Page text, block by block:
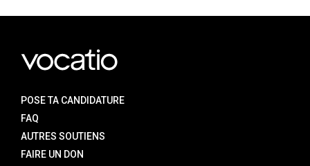
MÉTIERS ARTISANAUX
POSE TA CANDIDATURE
FAQ
AUTRES SOUTIENS
FAIRE UN DON